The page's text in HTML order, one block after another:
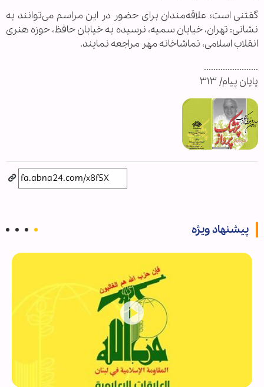
گفتنی است؛ علاقه‌مندان برای حضور در این مراسم می‌توانند به
نشانی: تهران، خیابان سمیه، نرسیده به خیابان حافظ، حوزه هنری
انقلاب اسلامی، تماشاخانه مهر مراجعه نمایند.
.......................
پایان پیام/ ۳۱۳
پیشنهاد ویژه